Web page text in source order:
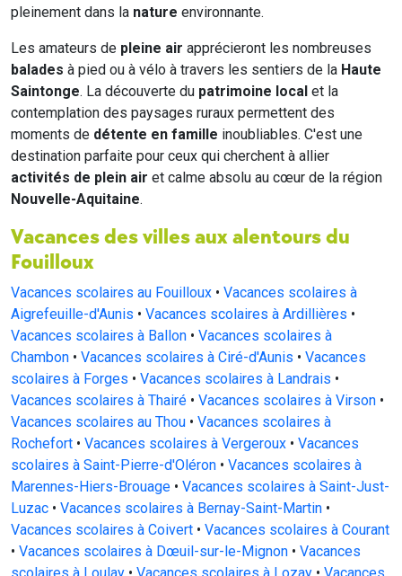
pleinement dans la nature environnante.
Les amateurs de pleine air apprécieront les nombreuses
balades à pied ou à vélo à travers les sentiers de la Haute
Saintonge. La découverte du patrimoine local et la
contemplation des paysages ruraux permettent des
moments de détente en famille inoubliables. C'est une
destination parfaite pour ceux qui cherchent à allier
activités de plein air et calme absolu au cœur de la région
Nouvelle-Aquitaine.
Vacances des villes aux alentours du
Fouilloux
Vacances scolaires au Fouilloux • Vacances scolaires à
Aigrefeuille-d'Aunis • Vacances scolaires à Ardillières •
Vacances scolaires à Ballon • Vacances scolaires à
Chambon • Vacances scolaires à Ciré-d'Aunis • Vacances
scolaires à Forges • Vacances scolaires à Landrais •
Vacances scolaires à Thairé • Vacances scolaires à Virson •
Vacances scolaires au Thou • Vacances scolaires à
Rochefort • Vacances scolaires à Vergeroux • Vacances
scolaires à Saint-Pierre-d'Oléron • Vacances scolaires à
Marennes-Hiers-Brouage • Vacances scolaires à Saint-Just-
Luzac • Vacances scolaires à Bernay-Saint-Martin •
Vacances scolaires à Coivert • Vacances scolaires à Courant
• Vacances scolaires à Dœuil-sur-le-Mignon • Vacances